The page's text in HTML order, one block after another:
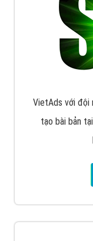
VietAds với đội
tạo bài bản